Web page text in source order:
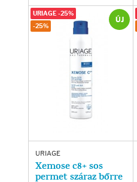
URIAGE
Xemose c8+ sos
permet száraz bőrre
URIAGE -25%
-25%
ÚJ